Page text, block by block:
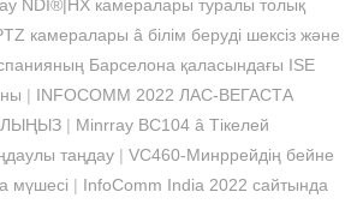
NDI®|HX камералары туралы толық
камералары â білім беруді шексіз және
Барселона қаласындағы ISE
| INFOCOMM 2022 ЛАС-ВЕГАСТА
| Minrray BC104 â Тікелей
таңдау | VC460-Минррейдің бейне
мүшесі | InfoComm India 2022 сайтында